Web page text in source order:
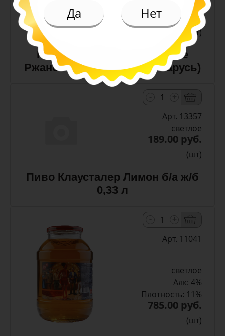
Плотность: 11.6%
186.00 руб.
(шт)
Пиво Лидское Жигулевское
Ржаное 5,0% с/т 0,5 л (Беларусь)
Арт. 13357
светлое
189.00 руб.
(шт)
Пиво Клаусталер Лимон б/а ж/б
0,33 л
Арт. 11041
светлое
Алк: 4%
Плотность: 11%
785.00 руб.
(шт)
Да Нет